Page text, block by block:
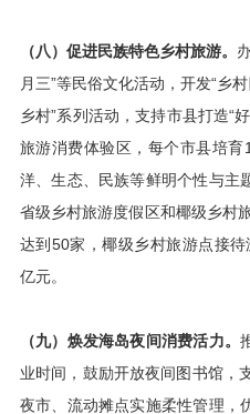
（八）促进民族特色乡村旅游。
月三”等民俗文化活动，开发“乡
乡村”系列活动，支持市县打造“
旅游消费体验区，每个市县培
洋、生态、民族等鲜明个性与主
省级乡村旅游度假区和椰级乡村
达到50家，椰级乡村旅游点接
亿元。
（九）焕发海岛夜间消费活力。
业时间，鼓励开放夜间图书馆，
夜市、流动摊点实施柔性管理，